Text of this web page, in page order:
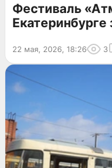
Фестиваль
22 мая, 2026, 18:26 3